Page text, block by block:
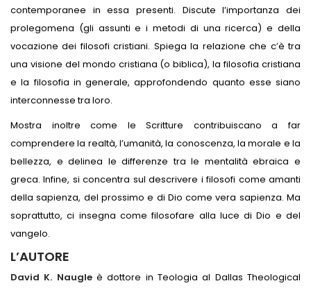
contemporanee in essa presenti. Discute l’importanza dei
prolegomena (gli assunti e i metodi di una ricerca) e della
vocazione dei filosofi cristiani. Spiega la relazione che c’è tra
una visione del mondo cristiana (o biblica), la filosofia cristiana
e la filosofia in generale, approfondendo quanto esse siano
interconnesse tra loro.
Mostra inoltre come le Scritture contribuiscano a far
comprendere la realtà, l’umanità, la conoscenza, la morale e la
bellezza, e delinea le differenze tra le mentalità ebraica e
greca. Infine, si concentra sul descrivere i filosofi come amanti
della sapienza, del prossimo e di Dio come vera sapienza. Ma
soprattutto, ci insegna come filosofare alla luce di Dio e del
vangelo.
L’AUTORE
David K. Naugleè dottore in Teologia al Dallas Theological